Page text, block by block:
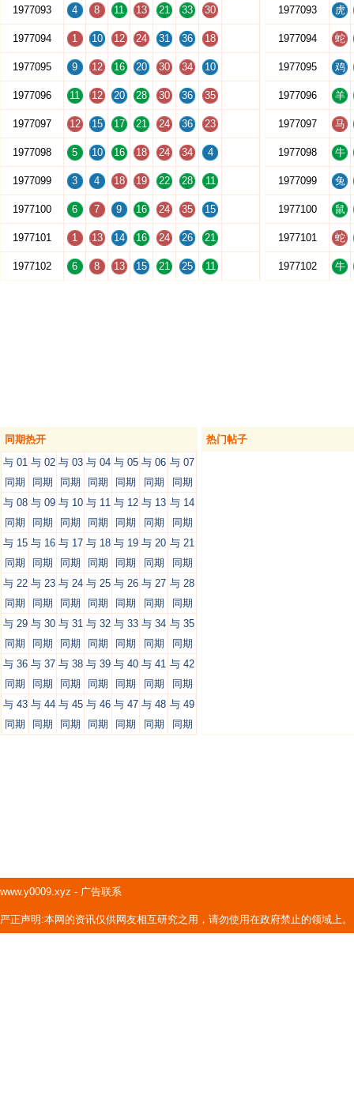
1977093 4 8 11 13 21 33 30
1977094 1 10 12 24 31 36 18
1977095 9 12 16 20 30 34 10
1977096 11 12 20 28 30 36 35
1977097 12 15 17 21 24 36 23
1977098 5 10 16 18 24 34 4
1977099 3 4 18 19 22 28 11
1977100 6 7 9 16 24 35 15
1977101 1 13 14 16 24 26 21
1977102 6 8 13 15 21 25 11
1977093 虎
1977094 蛇
1977095 鸡
1977096 羊
1977097 马
1977098 牛
1977099 兔
1977100 鼠
1977101 蛇
1977102 牛
同期热开
与 01
同期
与 02
同期
与 03
同期
与 04
同期
与 05
同期
与 06
同期
与 07
同期
与 08
同期
与 09
同期
与 10
同期
与 11
同期
与 12
同期
与 13
同期
与 14
同期
与 15
同期
与 16
同期
与 17
同期
与 18
同期
与 19
同期
与 20
同期
与 21
同期
与 22
同期
与 23
同期
与 24
同期
与 25
同期
与 26
同期
与 27
同期
与 28
同期
与 29
同期
与 30
同期
与 31
同期
与 32
同期
与 33
同期
与 34
同期
与 35
同期
与 36
同期
与 37
同期
与 38
同期
与 39
同期
与 40
同期
与 41
同期
与 42
同期
与 43
同期
与 44
同期
与 45
同期
与 46
同期
与 47
同期
与 48
同期
与 49
同期
热门帖子
www.y0009.xyz - 广告联系
严正声明:本网的资讯仅供网友相互研究之用，请勿使用在政府禁止的领域上。